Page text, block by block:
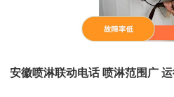
安徽喷淋联动电话 喷淋范围广